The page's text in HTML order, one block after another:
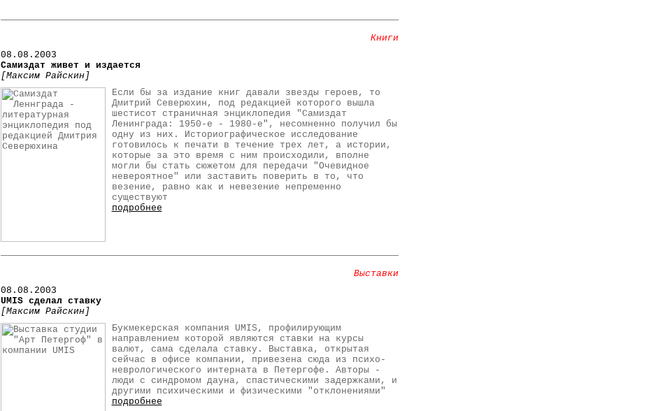
Книги
08.08.2003
Самиздат живет и издается
[Максим Райскин]
Если бы за издание книг давали звезды героев, то
Дмитрий Северюхин, под редакцией которого вышла
шестисот страничная энциклопедия "Самиздат
Ленинграда: 1950-е - 1980-е", несомненно получил бы
одну из них. Историографическое исследование
готовилось к печати в течение трех лет, а истории,
которые за это время с ним происходили, вполне
могли бы стать сюжетом для передачи "Очевидное
невероятное" или заставить поверить в то, что
везение, равно как и невезение непременно
существуют
подробнее
Выставки
08.08.2003
UMIS сделал ставку
[Максим Райскин]
Букмекерская компания UMIS, профилирующим
направлением которой являются ставки на курсы
валют, сама сделала ставку. Выставка, открытая
сейчас в офисе компании, привезена сюда из психо-
неврологического интерната в Петергофе. Авторы -
люди с синдромом дауна, спастическими задержками, и
другими психическими и физическими "отклонениями"
подробнее